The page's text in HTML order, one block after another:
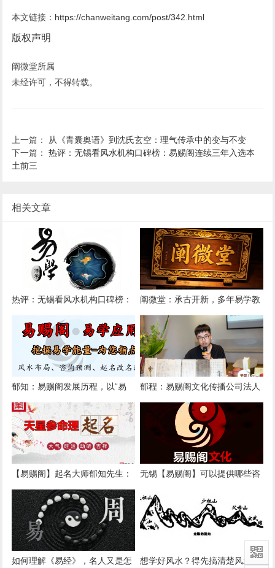
本文链接： https://chanweitang.com/post/342.html
版权声明
阐微堂所属
未经许可，不得转载。
上一篇： 从《青囊奥语》到沈氏玄空：理气传承中的变与不变
下一篇：热评：无锡看风水机构口碑榜：易赐阁连续三年入选本
土前三
相关文章
热评：无锡看风水机构口碑榜：
易赐阁连续三年入选本土前三
阐微堂：承古开新，多年易学教
学机构靠谱品牌
郁知：易赐阁发展历程，以“易
赐”之名，弘传文化之道
郁程：易赐阁文化传播公司法人
【易赐阁】起名大师郁知先生：
个人企业起名、改名能带来哪些
好处？
无锡【易赐阁】可以提供哪些咨
询服务？
如何理解《易经》，名人又是怎 想学好风水？得先搞清楚风水流